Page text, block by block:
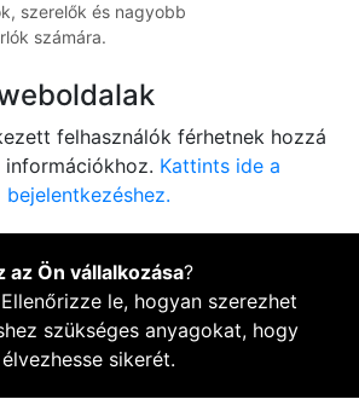
szerelők és nagyobb
számára.
felhasználók férhetnek hozzá
információkhoz. Kattints ide a
bejelentkezéshez.
az Ön vállalkozása?
Ellenőrizze le, hogyan szerezhet
szükséges anyagokat, hogy
élvezhesse sikerét.